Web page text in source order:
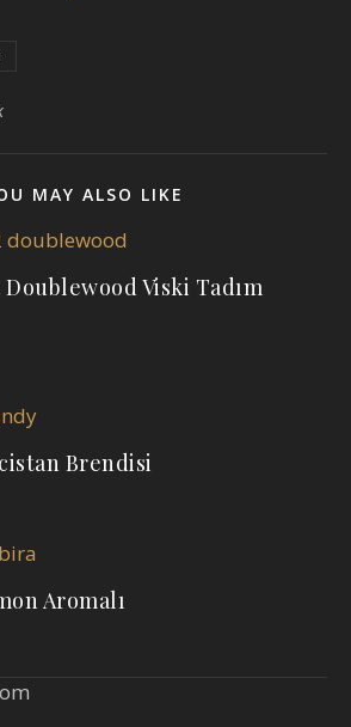
MAY ALSO LIKE
Doublewood Viski Tadım
Brendisi
Aromalı